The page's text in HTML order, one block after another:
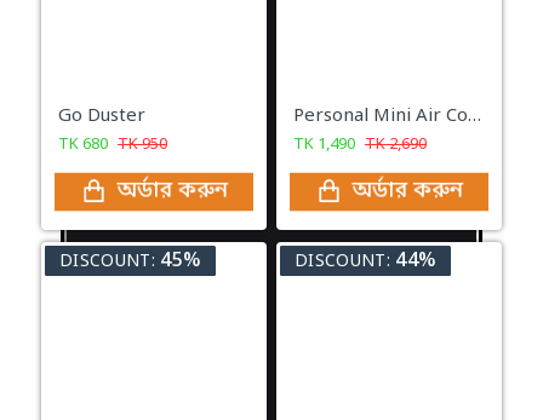
Go Duster
TK680 TK950
অর্ডার করুন
Personal Mini Air Cooler
TK 1,490 TK2,690
অর্ডার করুন
DISCOUNT: 45% DISCOUNT: 44%